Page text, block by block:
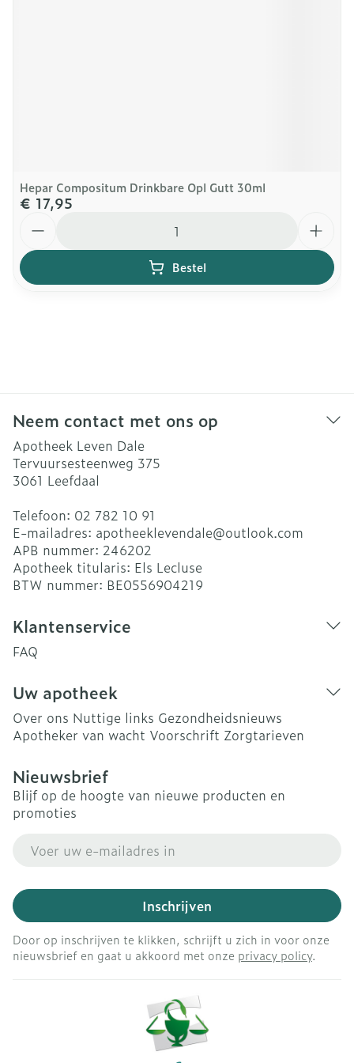
Hepar Compositum Drinkbare Opl Gutt 30ml
€ 17,95
Bestel
Neem contact met ons op
Apotheek Leven Dale
Tervuursesteenweg 375
3061 Leefdaal
Telefoon: 02 782 10 91
E-mailadres: apotheeklevendale@outlook.com
APB nummer: 246202
Apotheek titularis: Els Lecluse
BTW nummer: BE0556904219
Klantenservice
FAQ
Uw apotheek
Over ons Nuttige links Gezondheidsnieuws
Apotheker van wacht Voorschrift Zorgtarieven
Nieuwsbrief
Blijf op de hoogte van nieuwe producten en
promoties
Inschrijven
Door op inschrijven te klikken, schrijft u zich in voor onze
nieuwsbrief en gaat u akkoord met onze privacy policy.